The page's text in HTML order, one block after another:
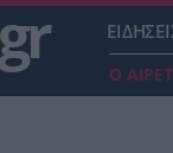
gr Ο